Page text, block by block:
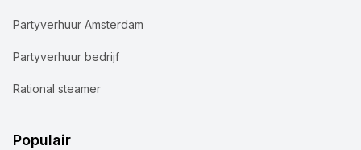
Partyverhuur Amsterdam
Partyverhuur bedrijf
Rational steamer
Populair